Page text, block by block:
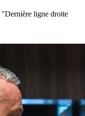
"Dernière ligne droite